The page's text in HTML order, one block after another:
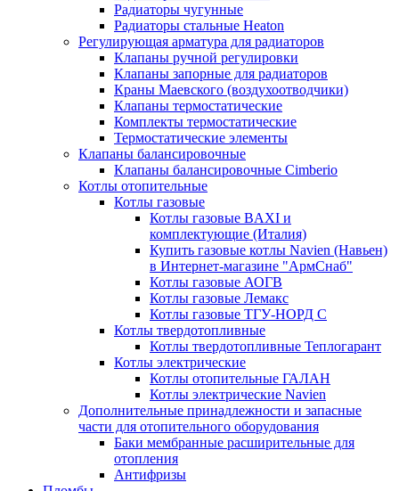
Радиаторы чугунные
Радиаторы стальные Heaton
Регулирующая арматура для радиаторов
Клапаны ручной регулировки
Клапаны запорные для радиаторов
Краны Маевского (воздухоотводчики)
Клапаны термостатические
Комплекты термостатические
Термостатические элементы
Клапаны балансировочные
Клапаны балансировочные Cimberio
Котлы отопительные
Котлы газовые
Котлы газовые BAXI и
комплектующие (Италия)
Купить газовые котлы Navien (Навьен)
в Интернет-магазине "АрмСнаб"
Котлы газовые АОГВ
Котлы газовые Лемакс
Котлы газовые ТГУ-НОРД С
Котлы твердотопливные
Котлы твердотопливные Теплогарант
Котлы электрические
Котлы отопительные ГАЛАН
Котлы электрические Navien
Дополнительные принадлежности и запасные
части для отопительного оборудования
Баки мембранные расширительные для
отопления
Антифризы